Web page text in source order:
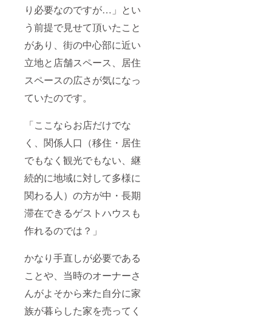
り必要なのですが…」とい
う前提で見せて頂いたこと
があり、街の中心部に近い
立地と店舗スペース、居住
スペースの広さが気になっ
ていたのです。
「ここならお店だけでな
く、関係人口（移住・居住
でもなく観光でもない、継
続的に地域に対して多様に
関わる人）の方が中・長期
滞在できるゲストハウスも
作れるのでは？」
かなり手直しが必要である
ことや、当時のオーナーさ
んがよそから来た自分に家
族が暮らした家を売ってく